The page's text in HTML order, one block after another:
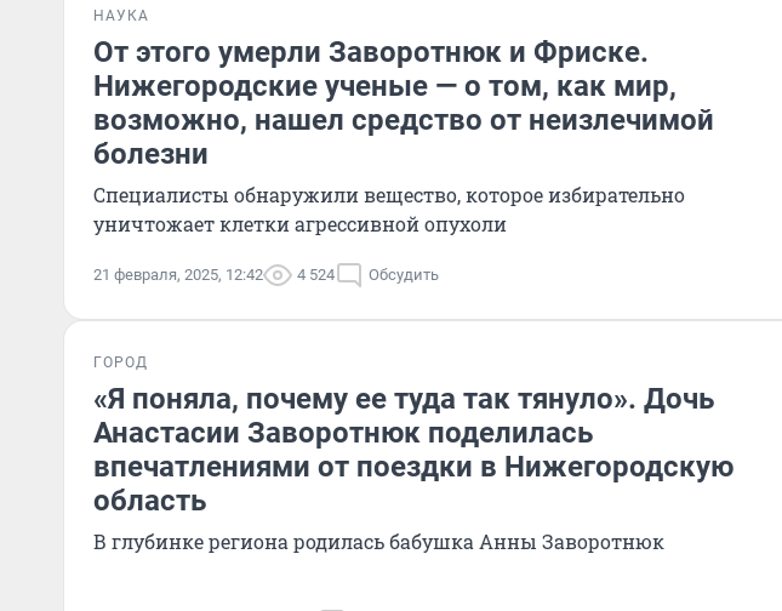
НАУКА
От этого умерли Заворотнюк и Фриске.
Нижегородские ученые — о том, как мир,
возможно, нашел средство от неизлечимой
болезни
Специалисты обнаружили вещество, которое избирательно
уничтожает клетки агрессивной опухоли
21 февраля, 2025, 12:42 4 524 Обсудить
ГОРОД
«Я поняла, почему ее туда так тянуло». Дочь
Анастасии Заворотнюк поделилась
впечатлениями от поездки в Нижегородскую
область
В глубинке региона родилась бабушка Анны Заворотнюк